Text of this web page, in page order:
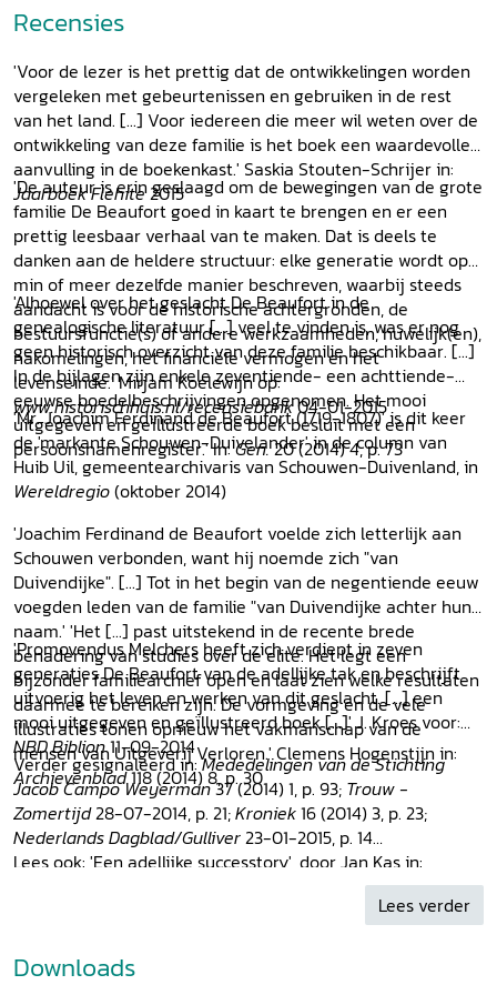
Recensies
'Voor de lezer is het prettig dat de ontwikkelingen worden
vergeleken met gebeurtenissen en gebruiken in de rest
van het land. [...] Voor iedereen die meer wil weten over de
ontwikkeling van deze familie is het boek een waardevolle
aanvulling in de boekenkast.' Saskia Stouten-Schrijer in:
Jaarboek Flehite2015
'De auteur is erin geslaagd om de bewegingen van de grote
familie De Beaufort goed in kaart te brengen en er een
prettig leesbaar verhaal van te maken. Dat is deels te
danken aan de heldere structuur: elke generatie wordt op
min of meer dezelfde manier beschreven, waarbij steeds
aandacht is voor de historische achtergronden, de
bestuursfunctie(s) of andere werkzaamheden, huwelijk(en),
nakomelingen, het financiële vermogen en het
levenseinde.' Mirjam Koelewijn op:
www.historischhuis.nl/recensiebank04-01-2015
'Alhoewel over het geslacht De Beaufort in de
genealogische literatuur [...] veel te vinden is, was er nog
geen historisch overzicht van deze familie beschikbaar. [...]
In de bijlagen zijn enkele zeventiende- een achttiende-
eeuwse boedelbeschrijvingen opgenomen. Het mooi
uitgegeven en geïllustreerde boek besluit met een
persoonsnamenregister.' In:Gen.20 (2014) 4, p. 73
'Mr. Joachim Ferdinand de Beaufort (1719-1807)' is dit keer
de 'markante Schouwen-Duivelander' in de column van
Huib Uil, gemeentearchivaris van Schouwen-Duivenland, in
Wereldregio(oktober 2014)
'Joachim Ferdinand de Beaufort voelde zich letterlijk aan
Schouwen verbonden, want hij noemde zich "van
Duivendijke". [...] Tot in het begin van de negentiende eeuw
voegden leden van de familie "van Duivendijke achter hun
naam.' 'Het [...] past uitstekend in de recente brede
benadering van studies over de elite. Het legt een
bijzonder familiearchief open en laat zien welke resultaten
daarmee te bereiken zijn. De vormgeving en de vele
illustraties tonen opnieuw het vakmanschap van de
mensen van Uitgeverij Verloren.' Clemens Hogenstijn in:
Archievenblad118 (2014) 8, p. 30
'Promovendus Melchers heeft zich verdiept in zeven
generaties De Beaufort van de adellijke tak en beschrijft
uitvoerig het leven en werken van dit geslacht. [...] een
mooi uitgegeven en geïllustreerd boek [...]' J. Kroes voor:
NBD Biblion11-09-2014
Verder gesignaleerd in:Mededelingen van de Stichting
Jacob Campo Weyerman37 (2014) 1, p. 93; Trouw -
Zomertijd28-07-2014, p. 21;Kroniek16 (2014) 3, p. 23;
Nederlands Dagblad/Gulliver23-01-2015, p. 14
Lees ook: 'Een adellijke successtory', door Jan Kas in:
, 4 oktober 2014,
Lees verder
Downloads